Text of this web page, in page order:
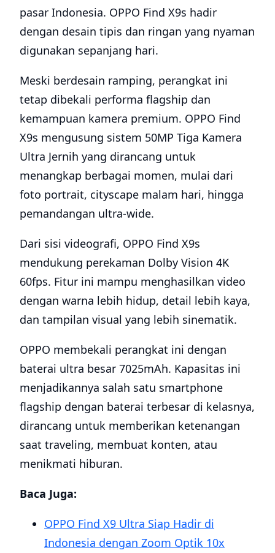
pasar Indonesia. OPPO Find X9s hadir
dengan desain tipis dan ringan yang nyaman
digunakan sepanjang hari.
Meski berdesain ramping, perangkat ini
tetap dibekali performa flagship dan
kemampuan kamera premium. OPPO Find
X9s mengusung sistem 50MP Tiga Kamera
Ultra Jernih yang dirancang untuk
menangkap berbagai momen, mulai dari
foto portrait, cityscape malam hari, hingga
pemandangan ultra-wide.
Dari sisi videografi, OPPO Find X9s
mendukung perekaman Dolby Vision 4K
60fps. Fitur ini mampu menghasilkan video
dengan warna lebih hidup, detail lebih kaya,
dan tampilan visual yang lebih sinematik.
OPPO membekali perangkat ini dengan
baterai ultra besar 7025mAh. Kapasitas ini
menjadikannya salah satu smartphone
flagship dengan baterai terbesar di kelasnya,
dirancang untuk memberikan ketenangan
saat traveling, membuat konten, atau
menikmati hiburan.
Baca Juga:
OPPO Find X9 Ultra Siap Hadir di
Indonesia dengan Zoom Optik 10x